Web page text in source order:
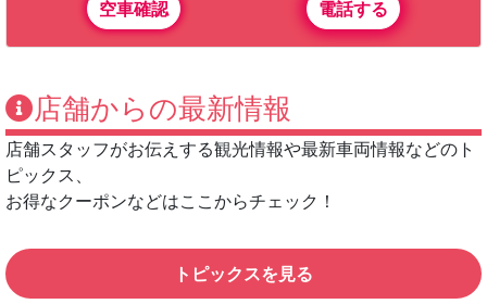
空車確認 電話する
店舗からの最新情報
店舗スタッフがお伝えする観光情報や最新車両情報などのト
ピックス、
お得なクーポンなどはここからチェック！
トピックスを見る